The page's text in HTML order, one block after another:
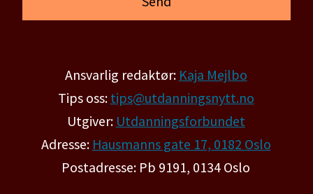
Ansvarlig redaktør: Kaja Mejlbo
Tips oss: tips@utdanningsnytt.no
Utgiver: Utdanningsforbundet
Adresse: Hausmanns gate 17, 0182 Oslo
Postadresse: Pb 9191, 0134 Oslo